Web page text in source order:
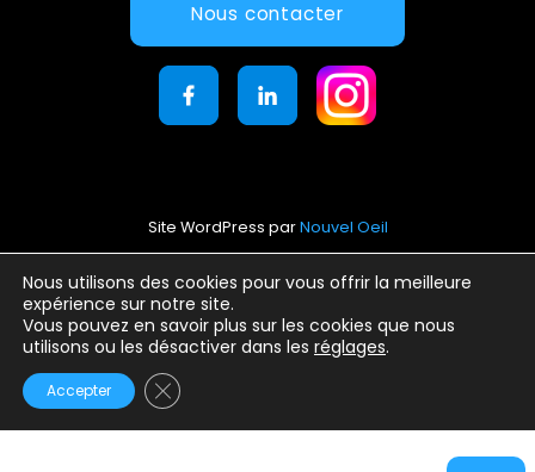
Nous utilisons des cookies pour vous offrir la meilleure
expérience sur notre site.
Vous pouvez en savoir plus sur les cookies que nous
utilisons ou les désactiver dans les réglages.
Accepter Fermer la bannière des cookies GDPR
Nous contacter
Site WordPress parNouvel Oeil
Mentions légales
Conditions générales d’utilisation
Politique de confidentialité